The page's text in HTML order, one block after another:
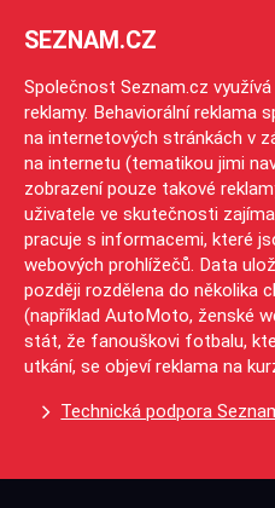
SEZNAM.CZ
Společnost Seznam.cz
reklamy. Behaviorální reklama
na internetových stránkách v
na internetu (tematikou jimi
zobrazení pouze takové
uživatele ve skutečnosti
pracuje s informacemi, které
webových prohlížečů. Data
později rozdělena do několika
(například AutoMoto, ženské
stát, že fanouškovi fotbalu,
utkání, se objeví reklama na
Technická podpora